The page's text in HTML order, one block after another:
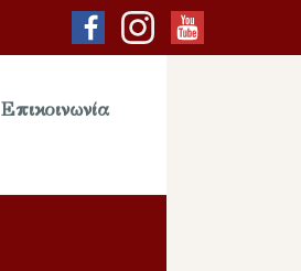
Επικοινωνία